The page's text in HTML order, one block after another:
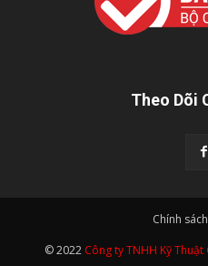
Theo Dõi
Chính
© 2022 Công ty TNHH Kỹ Thuật